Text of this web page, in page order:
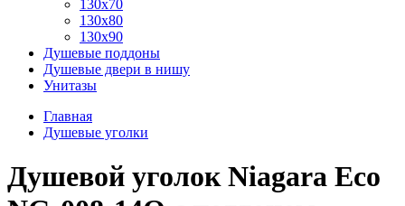
130x70
130x80
130x90
Душевые поддоны
Душевые двери в нишу
Унитазы
Главная
Душевые уголки
Душевой уголок Niagara Eco